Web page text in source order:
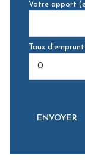
Votre apport
Taux
ENVOYER